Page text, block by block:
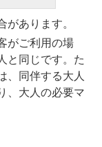
があります。
がご利用の場
と同じです。た
、同伴する大人
、大人の必要マ